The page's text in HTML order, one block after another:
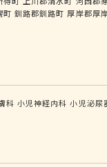
町 釧路郡釧路町 厚岸郡厚
科 小児神経内科 小児泌尿